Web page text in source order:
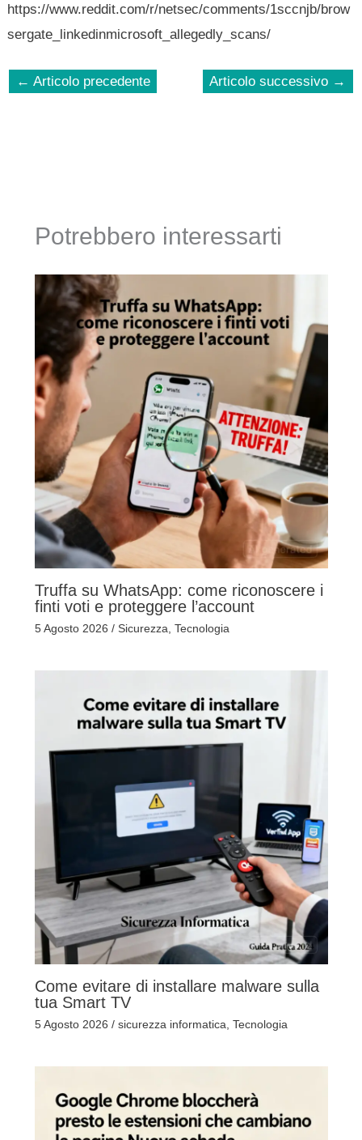
https://www.reddit.com/r/netsec/comments/1sccnjb/brow
sergate_linkedinmicrosoft_allegedly_scans/
← Articolo precedente Articolo successivo →
Potrebbero interessarti
Truffa su WhatsApp: come riconoscere i
finti voti e proteggere l’account
5 Agosto 2026 / Sicurezza Tecnologia
Come evitare di installare malware sulla
tua Smart TV
5 Agosto 2026 / sicurezza informatica Tecnologia